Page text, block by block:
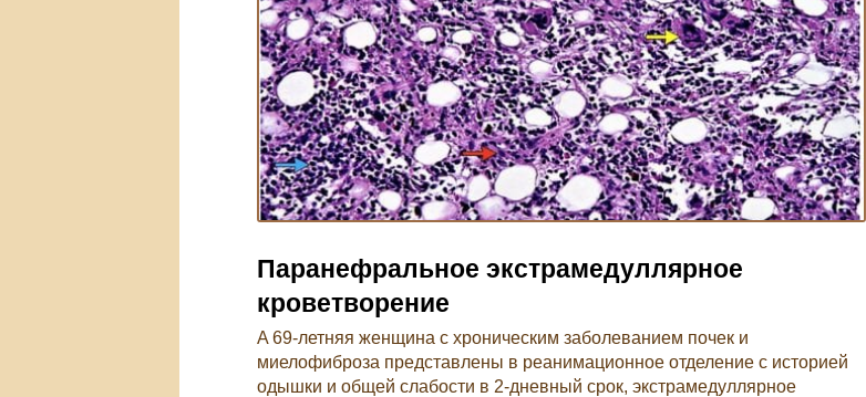
Паранефральное экстрамедуллярное
кроветворение
A 69-летняя женщина с хроническим заболеванием почек и
миелофиброза представлены в реанимационное отделение с историей
одышки и общей слабости в 2-дневный срок, экстрамедуллярное